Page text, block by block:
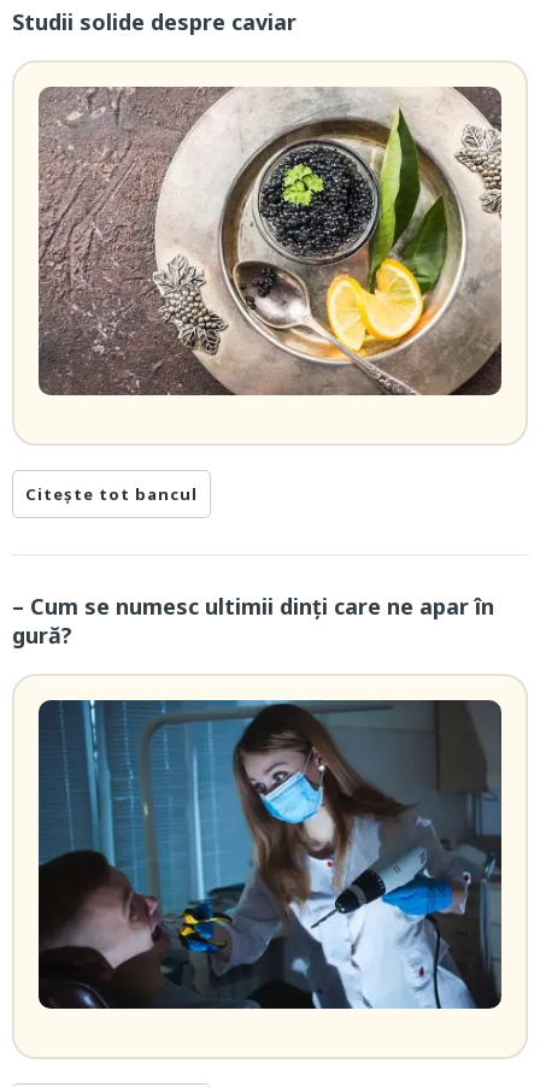
Studii solide despre caviar
Citește tot bancul
– Cum se numesc ultimii dinți care ne apar în
gură?